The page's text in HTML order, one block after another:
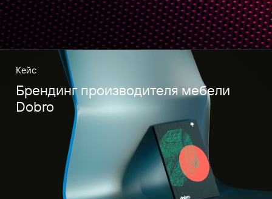
Кейс
Брендинг производителя мебели
Dobro